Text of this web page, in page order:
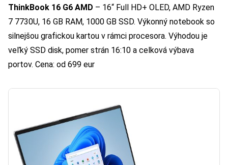
ThinkBook 16 G6 AMD – 16“ Full HD+ OLED, AMD Ryzen
7 7730U, 16 GB RAM, 1000 GB SSD. Výkonný notebook so
silnejšou grafickou kartou v rámci procesora. Výhodou je
veľký SSD disk, pomer strán 16:10 a celková výbava
portov. Cena: od 699 eur